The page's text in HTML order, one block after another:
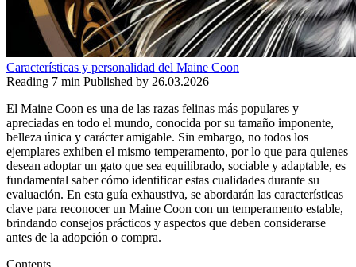
Características y personalidad del Maine Coon
Reading 7 min Published by 26.03.2026
El Maine Coon es una de las razas felinas más populares y
apreciadas en todo el mundo, conocida por su tamaño imponente,
belleza única y carácter amigable. Sin embargo, no todos los
ejemplares exhiben el mismo temperamento, por lo que para quienes
desean adoptar un gato que sea equilibrado, sociable y adaptable, es
fundamental saber cómo identificar estas cualidades durante su
evaluación. En esta guía exhaustiva, se abordarán las características
clave para reconocer un Maine Coon con un temperamento estable,
brindando consejos prácticos y aspectos que deben considerarse
antes de la adopción o compra.
Contents